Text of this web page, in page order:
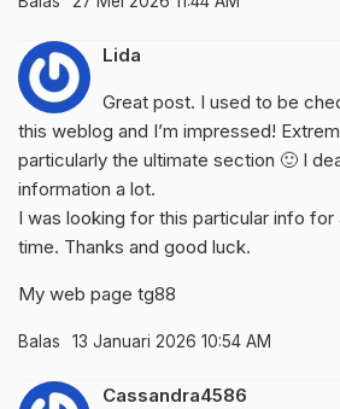
Lida
Great post. I used to be
this weblog and I’m impressed!
particularly the ultimate section 🙂 I
information a lot.
I was looking for this particular info for
time. Thanks and good luck.
My web page tg88
Balas 13 Januari 2026 10:54 AM
Cassandra4586